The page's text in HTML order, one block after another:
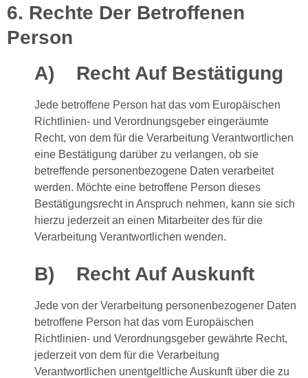
6. Rechte Der Betroffenen
Person
A) Recht Auf Bestätigung
Jede betroffene Person hat das vom Europäischen
Richtlinien- und Verordnungsgeber eingeräumte
Recht, von dem für die Verarbeitung Verantwortlichen
eine Bestätigung darüber zu verlangen, ob sie
betreffende personenbezogene Daten verarbeitet
werden. Möchte eine betroffene Person dieses
Bestätigungsrecht in Anspruch nehmen, kann sie sich
hierzu jederzeit an einen Mitarbeiter des für die
Verarbeitung Verantwortlichen wenden.
B) Recht Auf Auskunft
Jede von der Verarbeitung personenbezogener Daten
betroffene Person hat das vom Europäischen
Richtlinien- und Verordnungsgeber gewährte Recht,
jederzeit von dem für die Verarbeitung
Verantwortlichen unentgeltliche Auskunft über die zu